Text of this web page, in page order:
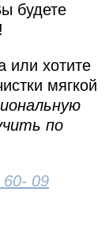
будете
или хотите
мягкой
по
60- 09